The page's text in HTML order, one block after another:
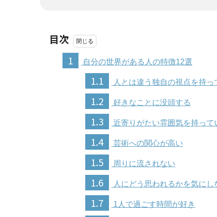
目次
1
自分の世界がある人の特徴12選
1.1 人とは違う独自の視点を持っ
1.2 好きなことに没頭する
1.3 近寄りがたい雰囲気を持って
1.4 芸術への関心が高い
1.5 周りに流されない
1.6 人にどう思われるかを気にし
1.7 1人で過ごす時間が好き